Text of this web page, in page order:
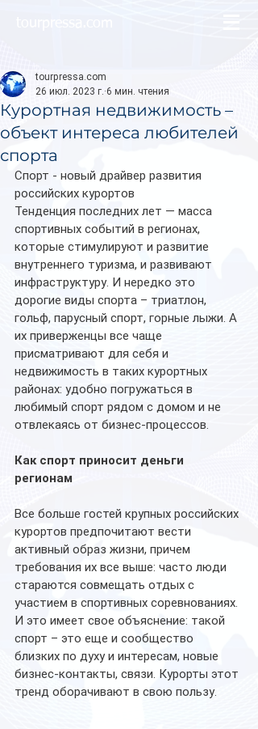
Курортная недвижимость –
объект интереса любителей
спорта
tourpressa.com
26 июл. 2023 г. 6 мин. чтения
Спорт - новый драйвер развития
российских курортов
Тенденция последних лет — масса
спортивных событий в регионах,
которые стимулируют и развитие
внутреннего туризма, и развивают
инфраструктуру. И нередко это
дорогие виды спорта – триатлон,
гольф, парусный спорт, горные лыжи. А
их приверженцы все чаще
присматривают для себя и
недвижимость в таких курортных
районах: удобно погружаться в
любимый спорт рядом с домом и не
отвлекаясь от бизнес-процессов.
Как спорт приносит деньги
регионам
Все больше гостей крупных российских
курортов предпочитают вести
активный образ жизни, причем
требования их все выше: часто люди
стараются совмещать отдых с
участием в спортивных соревнованиях.
И это имеет свое объяснение: такой
спорт – это еще и сообщество
близких по духу и интересам, новые
бизнес-контакты, связи. Курорты этот
тренд оборачивают в свою пользу.